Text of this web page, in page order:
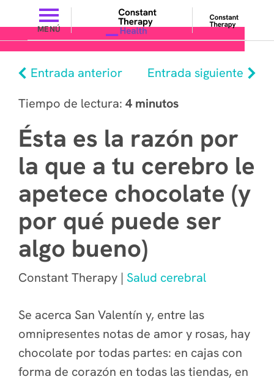
MENÚ
Entrada anterior
Entrada siguiente
Tiempo de lectura: 4 minutos
Ésta es la razón por
la que a tu cerebro le
apetece chocolate (y
por qué puede ser
algo bueno)
Constant Therapy | Salud cerebral
Se acerca San Valentín y, entre las
omnipresentes notas de amor y rosas, hay
chocolate por todas partes: en cajas con
forma de corazón en todas las tiendas, en